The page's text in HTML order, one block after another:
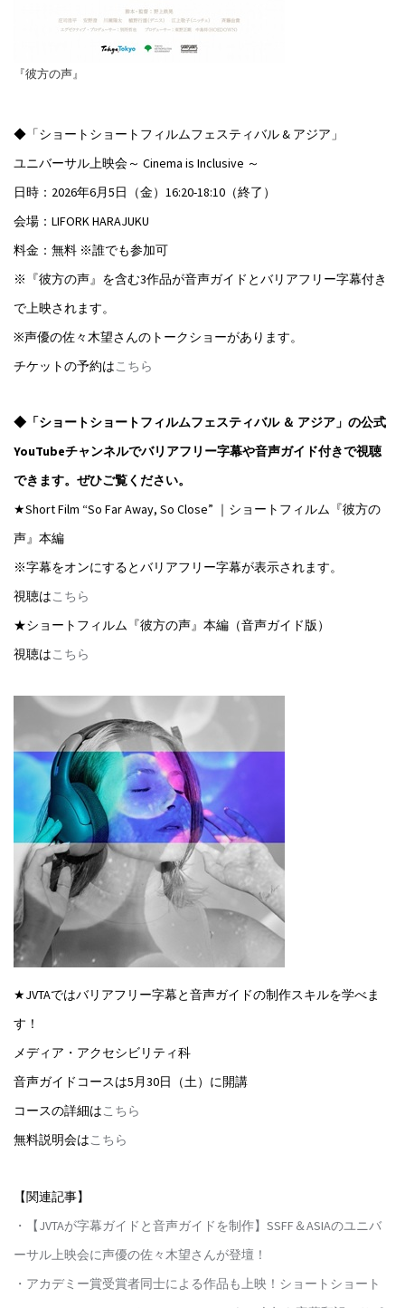
『彼方の声』
◆「ショートショートフィルムフェスティバル & アジア」
ユニバーサル上映会～ Cinema is Inclusive ～
日時：2026年6月5日（金）16:20-18:10（終了）
会場：LIFORK HARAJUKU
料金：無料 ※誰でも参加可
※『彼方の声』を含む3作品が音声ガイドとバリアフリー字幕付き
で上映されます。
※声優の佐々木望さんのトークショーがあります。
チケットの予約はこちら
◆「ショートショートフィルムフェスティバル ＆ アジア」の公式
YouTubeチャンネルでバリアフリー字幕や音声ガイド付きで視聴
できます。ぜひご覧ください。
★Short Film “So Far Away, So Close” ｜ショートフィルム『彼方の
声』本編
※字幕をオンにするとバリアフリー字幕が表示されます。
視聴はこちら
★ショートフィルム『彼方の声』本編（音声ガイド版）
視聴はこちら
★JVTAではバリアフリー字幕と音声ガイドの制作スキルを学べま
す！
メディア・アクセシビリティ科
音声ガイドコースは5月30日（土）に開講
コースの詳細はこちら
無料説明会はこちら
【関連記事】
・【JVTAが字幕ガイドと音声ガイドを制作】SSFF＆ASIAのユニバ
ーサル上映会に声優の佐々木望さんが登壇！
・アカデミー賞受賞者同士による作品も上映！ショートショート